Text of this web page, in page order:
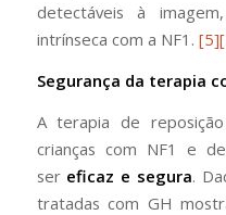
detectáveis à
intrínseca com a NF1. [5]
Segurança da terapia
A terapia de
crianças com NF1 e
ser eficaz e segura.
tratadas com GH